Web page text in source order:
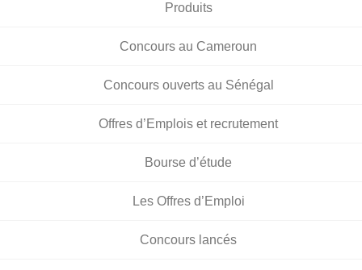
Produits
Concours au Cameroun
Concours ouverts au Sénégal
Offres d’Emplois et recrutement
Bourse d’étude
Les Offres d’Emploi
Concours lancés